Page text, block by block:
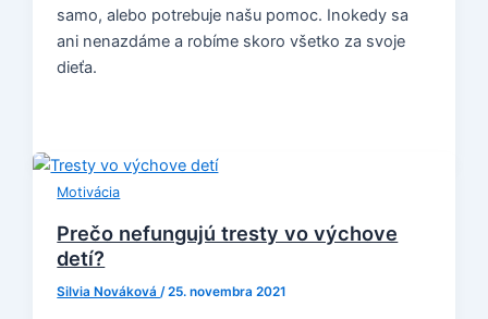
samo, alebo potrebuje našu pomoc. Inokedy sa
ani nenazdáme a robíme skoro všetko za svoje
dieťa.
Motivácia
Prečo nefungujú tresty vo výchove
detí?
Silvia Nováková /25. novembra 2021